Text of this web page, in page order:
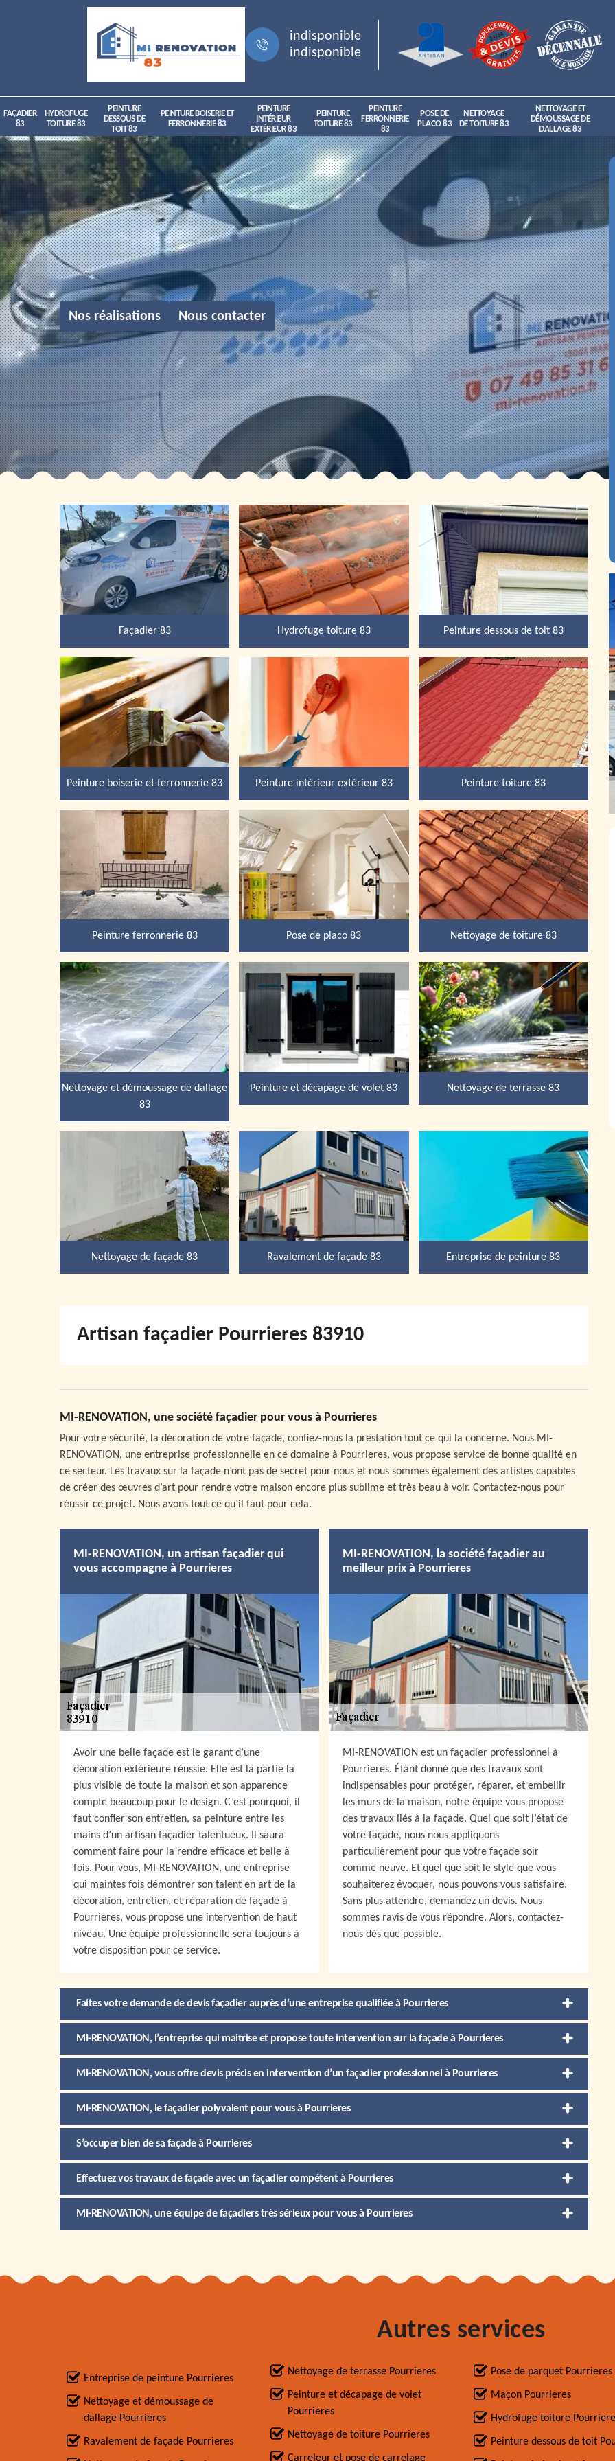
indisponible
indisponible
FAÇADIER
83
HYDROFUGE
TOITURE 83
PEINTURE
DESSOUS DE
TOIT 83
PEINTURE BOISERIE ET
FERRONNERIE 83
PEINTURE
INTÉRIEUR
EXTÉRIEUR 83
PEINTURE
TOITURE 83
PEINTURE
FERRONNERIE
83
POSE DE
PLACO 83
NETTOYAGE
DE TOITURE 83
NETTOYAGE ET
DÉMOUSSAGE DE
DALLAGE 83
Nos réalisations Nous contacter
Façadier 83 Hydrofuge toiture 83 Peinture dessous de toit 83
Peinture boiserie et ferronnerie 83 Peinture intérieur extérieur 83 Peinture toiture 83
Peinture ferronnerie 83 Pose de placo 83 Nettoyage de toiture 83
Nettoyage et démoussage de dallage
83
Peinture et décapage de volet 83 Nettoyage de terrasse 83
Nettoyage de façade 83 Ravalement de façade 83 Entreprise de peinture 83
Artisan façadier Pourrieres 83910
MI-RENOVATION, une société façadier pour vous à Pourrieres
Pour votre sécurité, la décoration de votre façade, confiez-nous la prestation tout ce qui la concerne. Nous MI-
RENOVATION, une entreprise professionnelle en ce domaine à Pourrieres, vous propose service de bonne qualité en
ce secteur. Les travaux sur la façade n’ont pas de secret pour nous et nous sommes également des artistes capables
de créer des œuvres d’art pour rendre votre maison encore plus sublime et très beau à voir. Contactez-nous pour
réussir ce projet. Nous avons tout ce qu’il faut pour cela.
MI-RENOVATION, un artisan façadier qui
vous accompagne à Pourrieres
Avoir une belle façade est le garant d’une
décoration extérieure réussie. Elle est la partie la
plus visible de toute la maison et son apparence
compte beaucoup pour le design. C’est pourquoi, il
faut confier son entretien, sa peinture entre les
mains d’un artisan façadier talentueux. Il saura
comment faire pour la rendre efficace et belle à
fois. Pour vous, MI-RENOVATION, une entreprise
qui maintes fois démontrer son talent en art de la
décoration, entretien, et réparation de façade à
Pourrieres, vous propose une intervention de haut
niveau. Une équipe professionnelle sera toujours à
votre disposition pour ce service.
MI-RENOVATION, la société façadier au
meilleur prix à Pourrieres
MI-RENOVATION est un façadier professionnel à
Pourrieres. Étant donné que des travaux sont
indispensables pour protéger, réparer, et embellir
les murs de la maison, notre équipe vous propose
des travaux liés à la façade. Quel que soit l’état de
votre façade, nous nous appliquons
particulièrement pour que votre façade soir
comme neuve. Et quel que soit le style que vous
souhaiterez évoquer, nous pouvons vous satisfaire.
Sans plus attendre, demandez un devis. Nous
sommes ravis de vous répondre. Alors, contactez-
nous dès que possible.
Faites votre demande de devis façadier auprès d’une entreprise qualifiée à Pourrieres
MI-RENOVATION, l’entreprise qui maitrise et propose toute intervention sur la façade à Pourrieres
MI-RENOVATION, vous offre devis précis en intervention d’un façadier professionnel à Pourrieres
MI-RENOVATION, le façadier polyvalent pour vous à Pourrieres
S’occuper bien de sa façade à Pourrieres
Effectuez vos travaux de façade avec un façadier compétent à Pourrieres
MI-RENOVATION, une équipe de façadiers très sérieux pour vous à Pourrieres
Autres services
Entreprise de peinture Pourrieres
Nettoyage et démoussage de
dallage Pourrieres
Ravalement de façade Pourrieres
Nettoyage de terrasse Pourrieres
Peinture et décapage de volet
Pourrieres
Nettoyage de toiture Pourrieres
Carreleur et pose de carrelage
Pose de parquet Pourrieres
Maçon Pourrieres
Hydrofuge toiture
Peinture dessous de toit